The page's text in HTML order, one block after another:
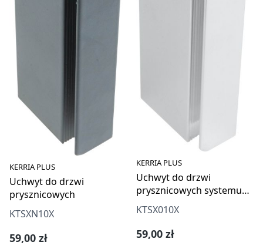
KERRIA PLUS
Uchwyt do drzwi
prysznicowych
KTSXN10X
Cena regularna:
59,00 zł
KERRIA PLUS
Uchwyt do drzwi
prysznicowych systemu
Kerria Plus
KTSX010X
Cena regularna:
59,00 zł